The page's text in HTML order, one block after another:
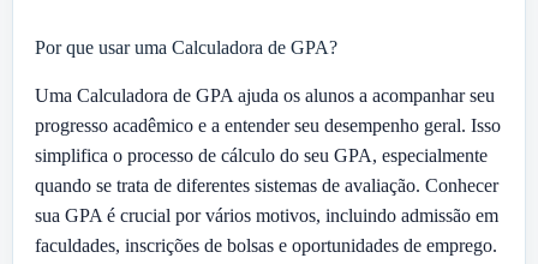
Por que usar uma Calculadora de GPA?
Uma Calculadora de GPA ajuda os alunos a acompanhar seu
progresso acadêmico e a entender seu desempenho geral. Isso
simplifica o processo de cálculo do seu GPA, especialmente
quando se trata de diferentes sistemas de avaliação. Conhecer
sua GPA é crucial por vários motivos, incluindo admissão em
faculdades, inscrições de bolsas e oportunidades de emprego.